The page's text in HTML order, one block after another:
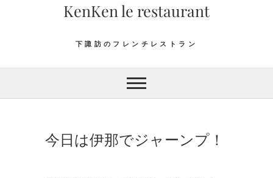
KenKen le restaurant
下諏訪のフレンチレストラン
今日は伊那でジャーンプ！